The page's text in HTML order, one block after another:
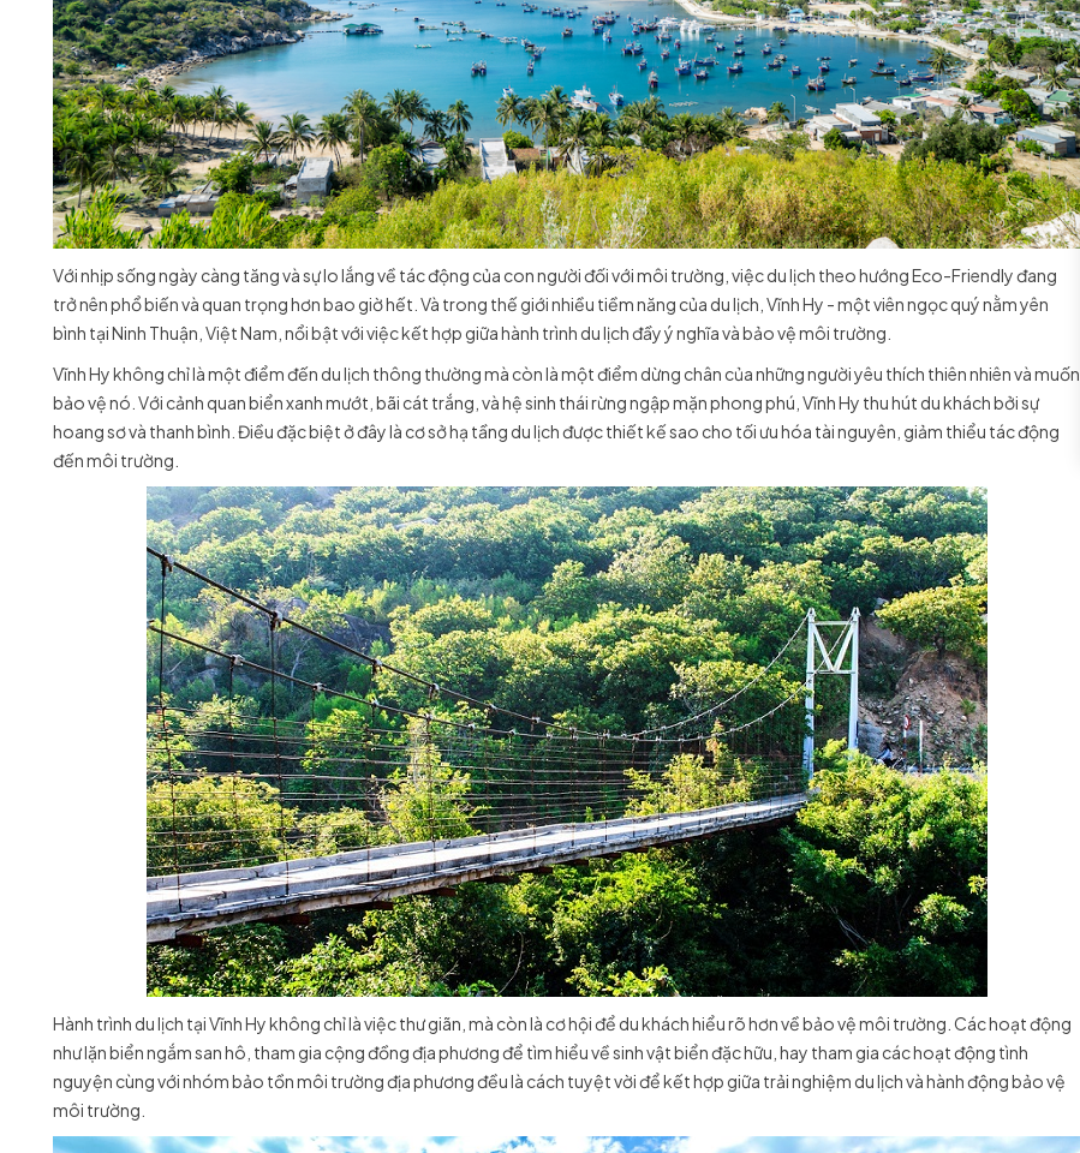
Với nhịp sống ngày càng tăng và sự lo lắng về tác động của con người đối với môi trường, việc du lịch theo hướng Eco-Friendly đang
trở nên phổ biến và quan trọng hơn bao giờ hết. Và trong thế giới nhiều tiềm năng của du lịch, Vĩnh Hy - một viên ngọc quý nằm yên
bình tại Ninh Thuận, Việt Nam, nổi bật với việc kết hợp giữa hành trình du lịch đầy ý nghĩa và bảo vệ môi trường.
Vĩnh Hy không chỉ là một điểm đến du lịch thông thường mà còn là một điểm dừng chân của những người yêu thích thiên nhiên và muốn
bảo vệ nó. Với cảnh quan biển xanh mướt, bãi cát trắng, và hệ sinh thái rừng ngập mặn phong phú, Vĩnh Hy thu hút du khách bởi sự
hoang sơ và thanh bình. Điều đặc biệt ở đây là cơ sở hạ tầng du lịch được thiết kế sao cho tối ưu hóa tài nguyên, giảm thiểu tác động
đến môi trường.
Hành trình du lịch tại Vĩnh Hy không chỉ là việc thư giãn, mà còn là cơ hội để du khách hiểu rõ hơn về bảo vệ môi trường. Các hoạt động
như lặn biển ngắm san hô, tham gia cộng đồng địa phương để tìm hiểu về sinh vật biển đặc hữu, hay tham gia các hoạt động tình
nguyện cùng với nhóm bảo tồn môi trường địa phương đều là cách tuyệt vời để kết hợp giữa trải nghiệm du lịch và hành động bảo vệ
môi trường.